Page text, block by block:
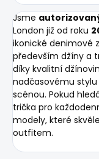
Jsme
London již od roku
ikonické denimové
především džíny a
díky kvalitní
nadčasovému
scénou. Pokud
trička pro
modely, které
outfitem.